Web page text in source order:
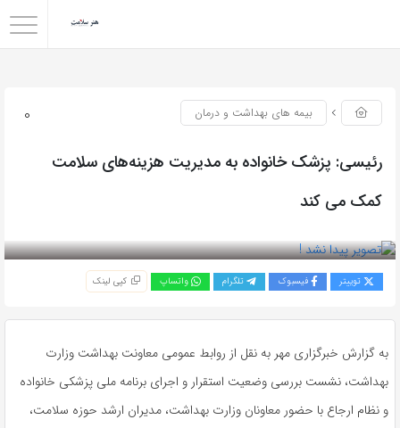
0 بیمه های بهداشت و درمان
رئیسی: پزشک خانواده به مدیریت هزینه‌های سلامت
کمک می کند
توییتر فیسبوک تلگرام واتساپ کپی لینک
به گزارش خبرگزاری مهر به نقل از روابط عمومی معاونت بهداشت وزارت
بهداشت، نشست بررسی وضعیت استقرار و اجرای برنامه ملی پزشکی خانواده
و نظام ارجاع با حضور معاونان وزارت بهداشت، مدیران ارشد حوزه سلامت،